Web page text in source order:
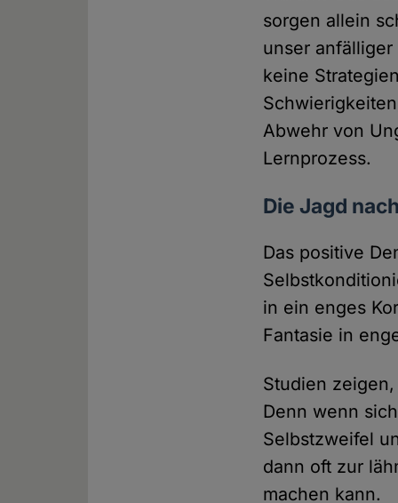
sorgen allein
unser
keine
Abwehr von
Lernprozess.
Die Jagd
Das positive
in ein enges
Fantasie in
Studien
Denn wenn
Selbstzweifel
dann oft zur
machen kann.